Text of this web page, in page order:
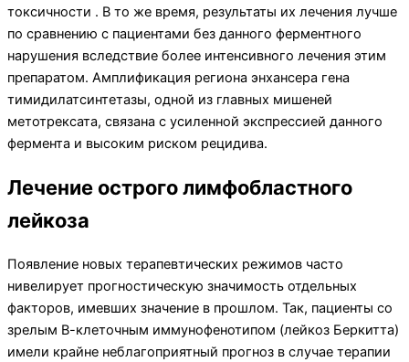
токсичности . В то же время, результаты их лечения лучше
по сравнению с пациентами без данного ферментного
нарушения вследствие более интенсивного лечения этим
препаратом. Амплификация региона энхансера гена
тимидилатсинтетазы, одной из главных мишеней
метотрексата, связана с усиленной экспрессией данного
фермента и высоким риском рецидива.
Лечение острого лимфобластного
лейкоза
Появление новых терапевтических режимов часто
нивелирует прогностическую значимость отдельных
факторов, имевших значение в прошлом. Так, пациенты со
зрелым В-клеточным иммунофенотипом (лейкоз Беркитта)
имели крайне неблагоприятный прогноз в случае терапии